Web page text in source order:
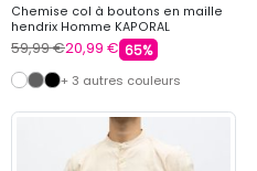
Chemise col à boutons en maille
hendrix Homme KAPORAL
59,99 €20,99 € 65%
+ 3 autres couleurs